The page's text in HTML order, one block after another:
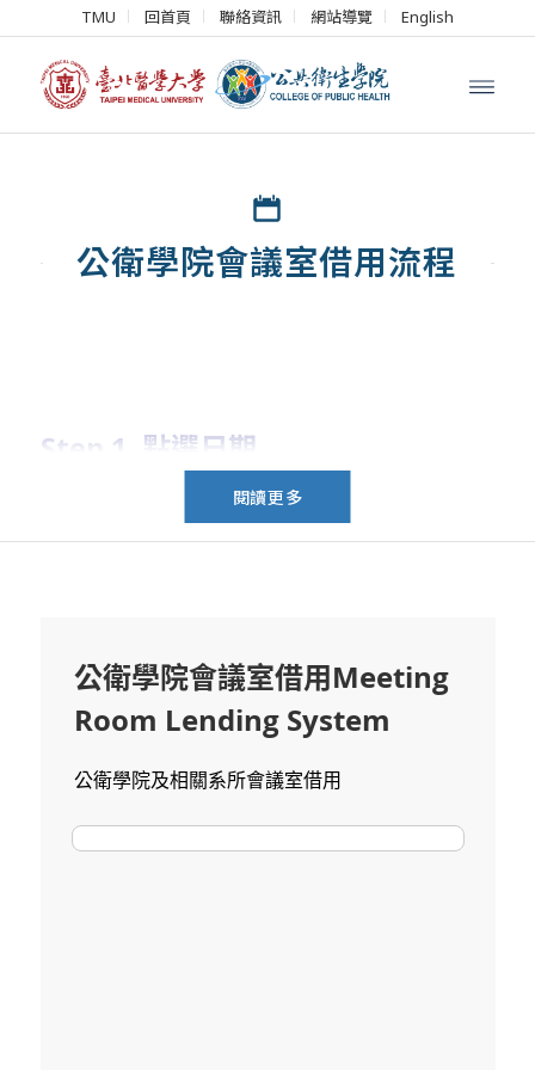
TMU 回首頁 聯絡資訊 網站導覽 English
公衛學院會議室借用流程
Step 1. 點選日期
Step 2. 點選會議室及時間
閱讀更多